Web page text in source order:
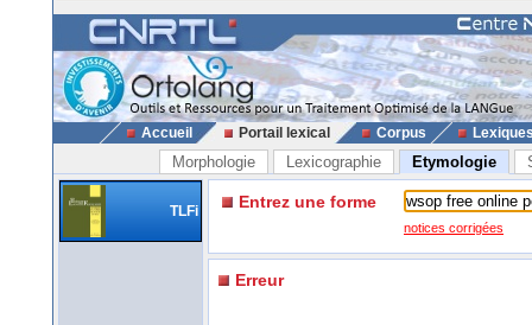
Accueil Portail lexical Corpus
Morphologie Lexicographie Etymologie
TLFi Entrez une forme
notices corrigées
Erreur